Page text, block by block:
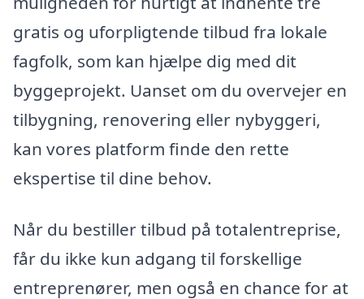
gratis og uforpligtende tilbud fra lokale
fagfolk, som kan hjælpe dig med dit
byggeprojekt. Uanset om du overvejer en
tilbygning, renovering eller nybyggeri,
kan vores platform finde den rette
ekspertise til dine behov.
Når du bestiller tilbud på totalentreprise,
får du ikke kun adgang til forskellige
entreprenører, men også en chance for at